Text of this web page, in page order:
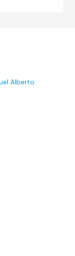
Alberto